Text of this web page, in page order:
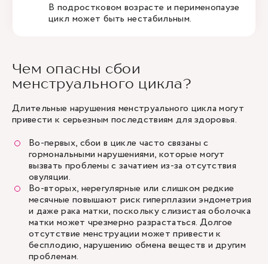
В подростковом возрасте и перименопаузе
цикл может быть нестабильным.
Чем опасны сбои
менструального цикла?
Длительные нарушения менструального цикла могут
привести к серьезным последствиям для здоровья.
Во-первых, сбои в цикле часто связаны с
гормональными нарушениями, которые могут
вызвать проблемы с зачатием из-за отсутствия
овуляции.
Во-вторых, нерегулярные или слишком редкие
месячные повышают риск гиперплазии эндометрия
и даже рака матки, поскольку слизистая оболочка
матки может чрезмерно разрастаться. Долгое
отсутствие менструации может привести к
бесплодию, нарушению обмена веществ и другим
проблемам.